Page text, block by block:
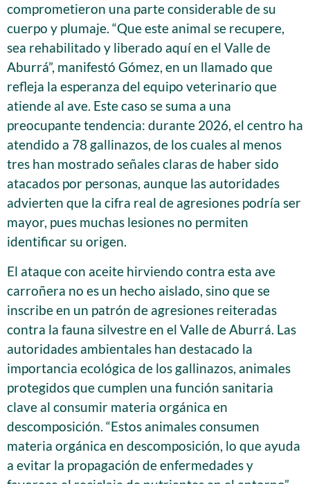
comprometieron una parte considerable de su
cuerpo y plumaje. “Que este animal se recupere,
sea rehabilitado y liberado aquí en el Valle de
Aburrá”, manifestó Gómez, en un llamado que
refleja la esperanza del equipo veterinario que
atiende al ave. Este caso se suma a una
preocupante tendencia: durante 2026, el centro ha
atendido a 78 gallinazos, de los cuales al menos
tres han mostrado señales claras de haber sido
atacados por personas, aunque las autoridades
advierten que la cifra real de agresiones podría ser
mayor, pues muchas lesiones no permiten
identificar su origen.
El ataque con aceite hirviendo contra esta ave
carroñera no es un hecho aislado, sino que se
inscribe en un patrón de agresiones reiteradas
contra la fauna silvestre en el Valle de Aburrá. Las
autoridades ambientales han destacado la
importancia ecológica de los gallinazos, animales
protegidos que cumplen una función sanitaria
clave al consumir materia orgánica en
descomposición. “Estos animales consumen
materia orgánica en descomposición, lo que ayuda
a evitar la propagación de enfermedades y